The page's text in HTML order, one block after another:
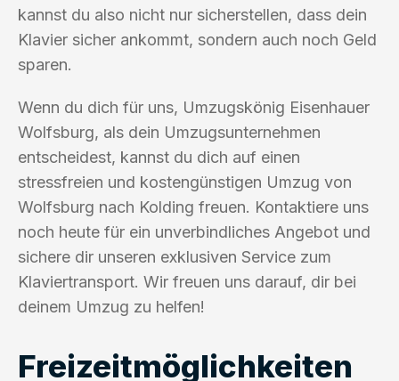
kannst du also nicht nur sicherstellen, dass dein
Klavier sicher ankommt, sondern auch noch Geld
sparen.
Wenn du dich für uns, Umzugskönig Eisenhauer
Wolfsburg, als dein Umzugsunternehmen
entscheidest, kannst du dich auf einen
stressfreien und kostengünstigen Umzug von
Wolfsburg nach Kolding freuen. Kontaktiere uns
noch heute für ein unverbindliches Angebot und
sichere dir unseren exklusiven Service zum
Klaviertransport. Wir freuen uns darauf, dir bei
deinem Umzug zu helfen!
Freizeitmöglichkeiten